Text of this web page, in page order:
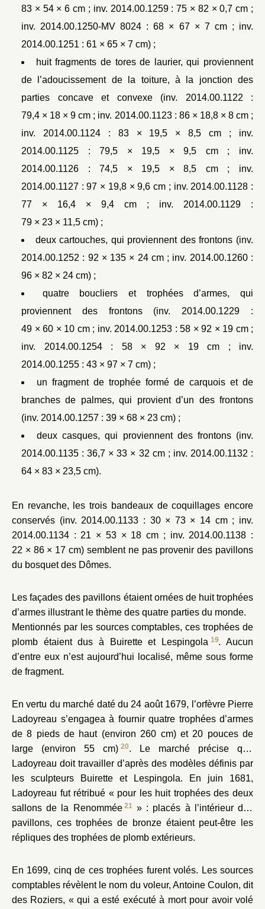
83 × 54 × 6 cm ; inv. 2014.00.1259 : 75 × 82 × 0,7 cm ;
inv. 2014.00.1250-MV 8024 : 68 × 67 × 7 cm ; inv.
2014.00.1251 : 61 × 65 × 7 cm) ;
huit fragments de tores de laurier, qui proviennent
de l’adoucissement de la toiture, à la jonction des
parties concave et convexe (inv. 2014.00.1122 :
79,4 × 18 × 9 cm ; inv. 2014.00.1123 : 86 × 18,8 × 8 cm ;
inv. 2014.00.1124 : 83 × 19,5 × 8,5 cm ; inv.
2014.00.1125 : 79,5 × 19,5 × 9,5 cm ; inv.
2014.00.1126 : 74,5 × 19,5 × 8,5 cm ; inv.
2014.00.1127 : 97 × 19,8 × 9,6 cm ; inv. 2014.00.1128 :
77 × 16,4 × 9,4 cm ; inv. 2014.00.1129 :
79 × 23 × 11,5 cm) ;
deux cartouches, qui proviennent des frontons (inv.
2014.00.1252 : 92 × 135 × 24 cm ; inv. 2014.00.1260 :
96 × 82 × 24 cm) ;
quatre boucliers et trophées d’armes, qui
proviennent des frontons (inv. 2014.00.1229 :
49 × 60 × 10 cm ; inv. 2014.00.1253 : 58 × 92 × 19 cm ;
inv. 2014.00.1254 : 58 × 92 × 19 cm ; inv.
2014.00.1255 : 43 × 97 × 7 cm) ;
un fragment de trophée formé de carquois et de
branches de palmes, qui provient d’un des frontons
(inv. 2014.00.1257 : 39 × 68 × 23 cm) ;
deux casques, qui proviennent des frontons (inv.
2014.00.1135 : 36,7 × 33 × 32 cm ; inv. 2014.00.1132 :
64 × 83 × 23,5 cm).
En revanche, les trois bandeaux de coquillages encore
conservés (inv. 2014.00.1133 : 30 × 73 × 14 cm ; inv.
2014.00.1134 : 21 × 53 × 18 cm ; inv. 2014.00.1138 :
22 × 86 × 17 cm) semblent ne pas provenir des pavillons
du bosquet des Dômes.
Les façades des pavillons étaient ornées de huit trophées
d’armes illustrant le thème des quatre parties du monde.
Mentionnés par les sources comptables, ces trophées de
plomb étaient dus à Buirette et Lespingola 19. Aucun
d’entre eux n’est aujourd’hui localisé, même sous forme
de fragment.
En vertu du marché daté du 24 août 1679, l’orfèvre Pierre
Ladoyreau s’engagea à fournir quatre trophées d’armes
de 8 pieds de haut (environ 260 cm) et 20 pouces de
large (environ 55 cm) 20. Le marché précise que
Ladoyreau doit travailler d’après des modèles définis par
les sculpteurs Buirette et Lespingola. En juin 1681,
Ladoyreau fut rétribué « pour les huit trophées des deux
sallons de la Renommée 21» : placés à l’intérieur des
pavillons, ces trophées de bronze étaient peut-être les
répliques des trophées de plomb extérieurs.
En 1699, cinq de ces trophées furent volés. Les sources
comptables révèlent le nom du voleur, Antoine Coulon, dit
des Roziers, « qui a esté exécuté à mort pour avoir volé